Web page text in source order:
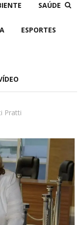
SAÚDE
ESPORTES
Pratti